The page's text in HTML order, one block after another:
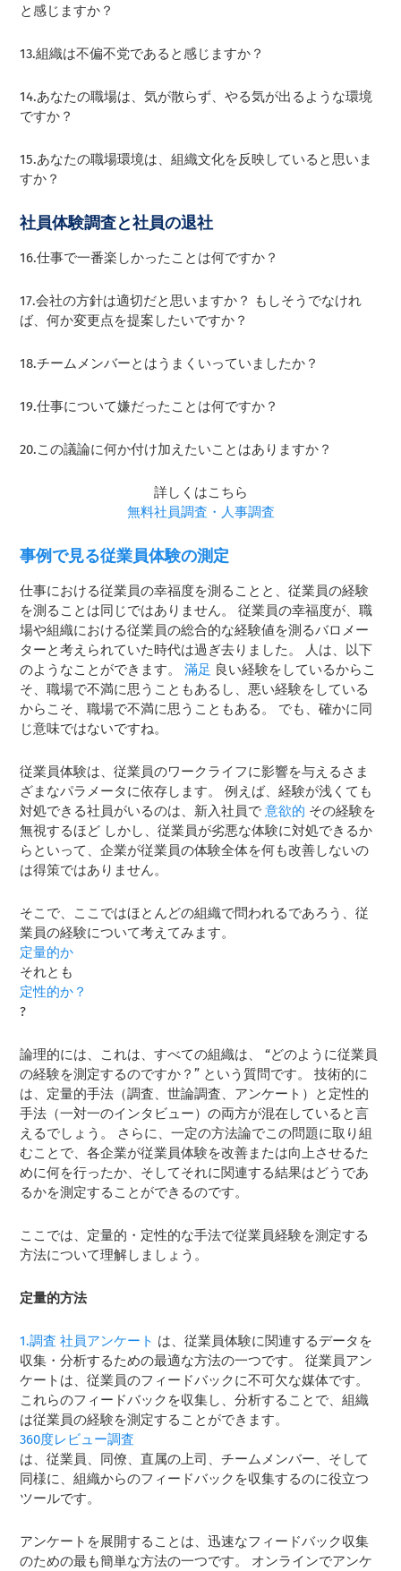
と感じますか？
13.組織は不偏不党であると感じますか？
14.あなたの職場は、気が散らず、やる気が出るような環境
ですか？
15.あなたの職場環境は、組織文化を反映していると思いま
すか？
社員体験調査と社員の退社
16.仕事で一番楽しかったことは何ですか？
17.会社の方針は適切だと思いますか？ もしそうでなけれ
ば、何か変更点を提案したいですか？
18.チームメンバーとはうまくいっていましたか？
19.仕事について嫌だったことは何ですか？
20.この議論に何か付け加えたいことはありますか？
詳しくはこちら
無料社員調査・人事調査
事例で見る従業員体験の測定
仕事における従業員の幸福度を測ることと、従業員の経験
を測ることは同じではありません。 従業員の幸福度が、職
場や組織における従業員の総合的な経験値を測るバロメー
ターと考えられていた時代は過ぎ去りました。 人は、以下
のようなことができます。滿足 良い経験をしているからこ
そ、職場で不満に思うこともあるし、悪い経験をしている
からこそ、職場で不満に思うこともある。 でも、確かに同
じ意味ではないですね。
従業員体験は、従業員のワークライフに影響を与えるさま
ざまなパラメータに依存します。 例えば、経験が浅くても
対処できる社員がいるのは、新入社員で 意欲的 その経験を
無視するほど しかし、従業員が劣悪な体験に対処できるか
らといって、企業が従業員の体験全体を何も改善しないの
は得策ではありません。
そこで、ここではほとんどの組織で問われるであろう、従
業員の経験について考えてみます。
定量的か
それとも
定性的か？
?
論理的には、これは、すべての組織は、 “どのように従業員
の経験を測定するのですか？” という質問です。 技術的に
は、定量的手法（調査、世論調査、アンケート）と定性的
手法（一対一のインタビュー）の両方が混在していると言
えるでしょう。 さらに、一定の方法論でこの問題に取り組
むことで、各企業が従業員体験を改善または向上させるた
めに何を行ったか、そしてそれに関連する結果はどうであ
るかを測定することができるのです。
ここでは、定量的・定性的な手法で従業員経験を測定する
方法について理解しましょう。
定量的方法
1.調査 社員アンケート は、従業員体験に関連するデータを
収集・分析するための最適な方法の一つです。 従業員アン
ケートは、従業員のフィードバックに不可欠な媒体です。
これらのフィードバックを収集し、分析することで、組織
は従業員の経験を測定することができます。
360度レビュー調査
は、従業員、同僚、直属の上司、チームメンバー、そして
同様に、組織からのフィードバックを収集するのに役立つ
ツールです。
アンケートを展開することは、迅速なフィードバック収集
のための最も簡単な方法の一つです。 オンラインでアンケ